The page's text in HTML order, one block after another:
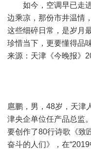
如今，空调早已走进
边乘凉，那份市井温情
这些细碎日常，是岁月
珍惜当下，更要懂得品
来源：天津《今晚报》
扈鹏，男，48岁，天津
津央企单位任产品总监
要创作了80行诗歌《
奋斗的人们》，在